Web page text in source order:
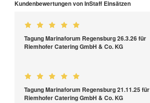
Kundenbewertungen von InStaff Einsätzen
Tagung Marinaforum Regensburg 26.3.26 für
Riemhofer Catering GmbH & Co. KG
Tagung Marinaforum Regensburg 21.11.25 für
Riemhofer Catering GmbH & Co. KG